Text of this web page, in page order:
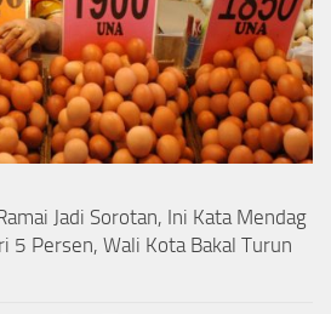
Jadi Sorotan, Ini Kata Mendag
5 Persen, Wali Kota Bakal Turun